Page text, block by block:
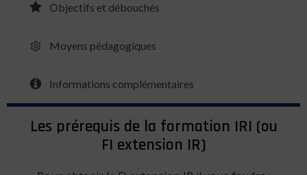
Objectifs et débouchés
Moyens pédagogiques
Informations complémentaires
Les prérequis de la formation IRI (ou
FI extension IR)